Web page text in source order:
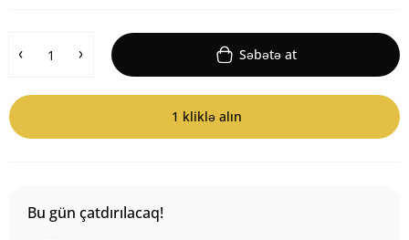
Səbətə at
1 kliklə alın
Bu gün çatdırılacaq!